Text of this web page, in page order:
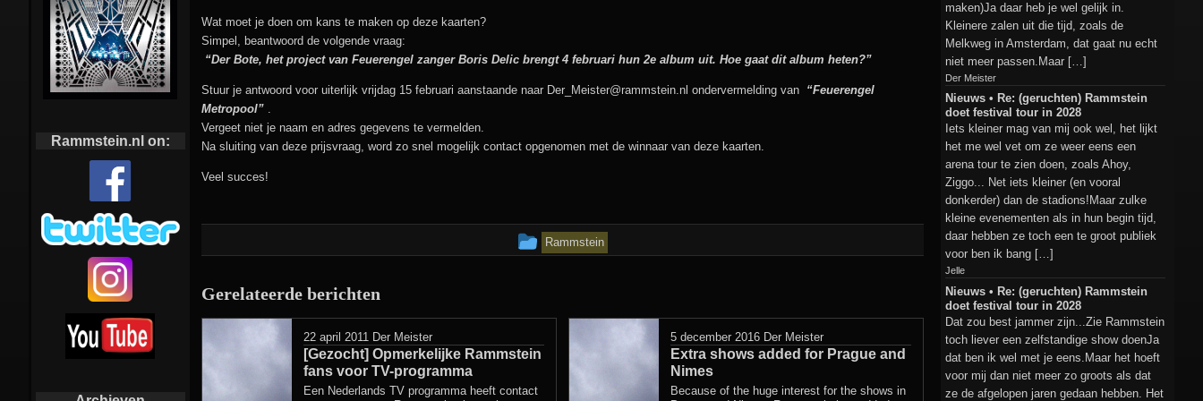
Wat moet je doen om kans te maken op deze kaarten?
Simpel, beantwoord de volgende vraag:
“Der Bote, het project van Feuerengel zanger Boris Delic brengt 4 februari hun 2e album uit. Hoe gaat dit album heten?”
Stuur je antwoord voor uiterlijk vrijdag 15 februari aanstaande naar Der_Meister@rammstein.nl ondervermelding van “Feuerengel
Metropool” .
Vergeet niet je naam en adres gegevens te vermelden.
Na sluiting van deze prijsvraag, word zo snel mogelijk contact opgenomen met de winnaar van deze kaarten.
Veel succes!
Dit
geplaatst
in
Rammstein
Gerelateerde berichten
22 april 2011 Der Meister
[Gezocht] Opmerkelijke Rammstein
fans voor TV-programma
Een Nederlands TV programma heeft contact
5 december 2016 Der Meister
Extra shows added for Prague and
Nimes
Because of the huge interest for the shows in
maken)Ja daar heb je wel gelijk in.
Kleinere zalen uit die tijd, zoals de
Melkweg in Amsterdam, dat gaat nu echt
niet meer passen.Maar […]
Der Meister
Nieuws • Re: (geruchten) Rammstein
doet festival tour in 2028
Iets kleiner mag van mij ook wel, het lijkt
het me wel vet om ze weer eens een
arena tour te zien doen, zoals Ahoy,
Ziggo... Net iets kleiner (en vooral
donkerder) dan de stadions!Maar zulke
kleine evenementen als in hun begin tijd,
daar hebben ze toch een te groot publiek
voor ben ik bang […]
Jelle
Nieuws • Re: (geruchten) Rammstein
doet festival tour in 2028
Dat zou best jammer zijn...Zie Rammstein
toch liever een zelfstandige show doenJa
dat ben ik wel met je eens.Maar het hoeft
voor mij dan niet meer zo groots als dat
ze de afgelopen jaren gedaan hebben. Het
Rammstein.nl on: